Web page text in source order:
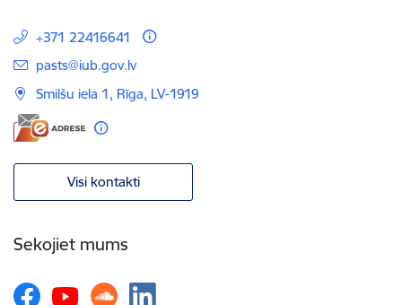
+371 22416641
E-pasts:
pasts@iub.gov.lv
Smilšu iela 1, Rīga, LV-1919
Visi kontakti
Sekojiet mums